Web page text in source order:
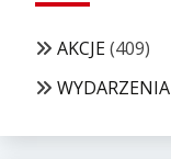
AKCJE(409)
WYDARZENIA